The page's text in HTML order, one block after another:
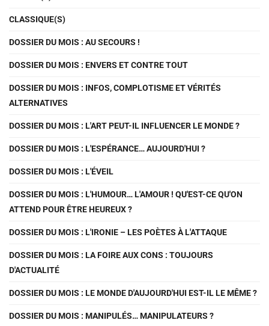
CLASSIQUE(S)
DOSSIER DU MOIS : AU SECOURS !
DOSSIER DU MOIS : ENVERS ET CONTRE TOUT
DOSSIER DU MOIS : INFOS, COMPLOTISME ET VÉRITÉS
ALTERNATIVES
DOSSIER DU MOIS : L'ART PEUT-IL INFLUENCER LE MONDE ?
DOSSIER DU MOIS : L'ESPÉRANCE… AUJOURD'HUI ?
DOSSIER DU MOIS : L'ÉVEIL
DOSSIER DU MOIS : L'HUMOUR… L'AMOUR ! QU'EST-CE QU'ON
ATTEND POUR ÊTRE HEUREUX ?
DOSSIER DU MOIS : L'IRONIE – LES POÈTES À L'ATTAQUE
DOSSIER DU MOIS : LA FOIRE AUX CONS : TOUJOURS
D'ACTUALITÉ
DOSSIER DU MOIS : LE MONDE D'AUJOURD'HUI EST-IL LE MÊME ?
DOSSIER DU MOIS : MANIPULÉS… MANIPULATEURS ?